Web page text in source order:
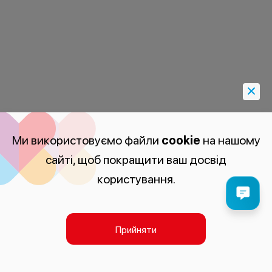
Ми використовуємо файли cookie на нашому
сайті, щоб покращити ваш досвід
користування.
Прийняти